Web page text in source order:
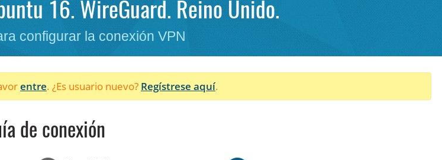
16. WireGuard. Reino Unido.
configurar la conexión VPN
entre. ¿Es usuario nuevo? Regístrese aquí.
de conexión